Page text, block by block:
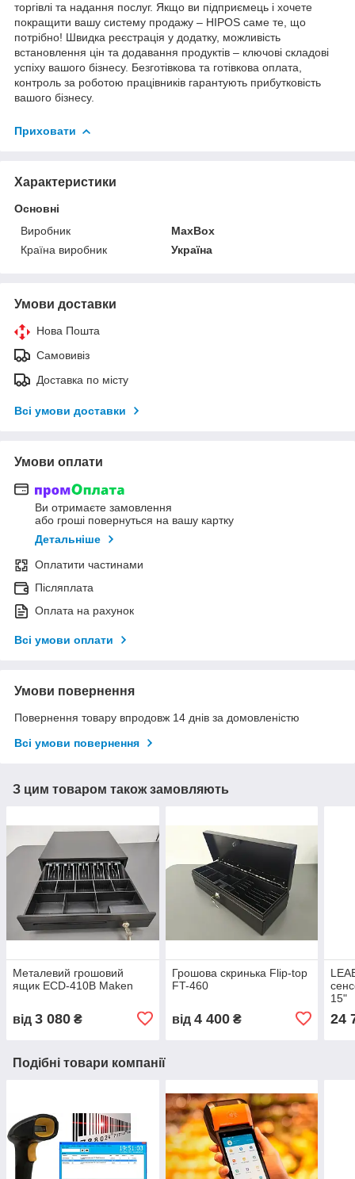
торгівлі та надання послуг. Якщо ви підприємець і хочете
покращити вашу систему продажу – HIPOS саме те, що
потрібно! Швидка реєстрація у додатку, можливість
встановлення цін та додавання продуктів – ключові складові
успіху вашого бізнесу. Безготівкова та готівкова оплата,
контроль за роботою працівників гарантують прибутковість
вашого бізнесу.
Приховати
Характеристики
Основні
Виробник
MaxBox
Країна виробник
Україна
Умови доставки
Нова Пошта
Самовивіз
Доставка по місту
Всі умови доставки
Умови оплати
Ви отримаєте замовлення
або гроші повернуться на вашу картку
Детальніше
Оплатити частинами
Післяплата
Оплата на рахунок
Всі умови оплати
Умови повернення
Повернення товару впродовж 14 днів за домовленістю
Всі умови повернення
З цим товаром також замовляють
Металевий грошовий
ящик ECD-410B Maken
від 3 080 ₴
Грошова скринька Flip-top
FT-460
від 4 400₴
15"
24
Подібні товари компанії